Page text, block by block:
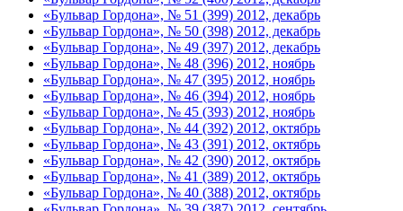
«Бульвар Гордона», № 51 (399) 2012, декабрь
«Бульвар Гордона», № 50 (398) 2012, декабрь
«Бульвар Гордона», № 49 (397) 2012, декабрь
«Бульвар Гордона», № 48 (396) 2012, ноябрь
«Бульвар Гордона», № 47 (395) 2012, ноябрь
«Бульвар Гордона», № 46 (394) 2012, ноябрь
«Бульвар Гордона», № 45 (393) 2012, ноябрь
«Бульвар Гордона», № 44 (392) 2012, октябрь
«Бульвар Гордона», № 43 (391) 2012, октябрь
«Бульвар Гордона», № 42 (390) 2012, октябрь
«Бульвар Гордона», № 41 (389) 2012, октябрь
«Бульвар Гордона», № 40 (388) 2012, октябрь